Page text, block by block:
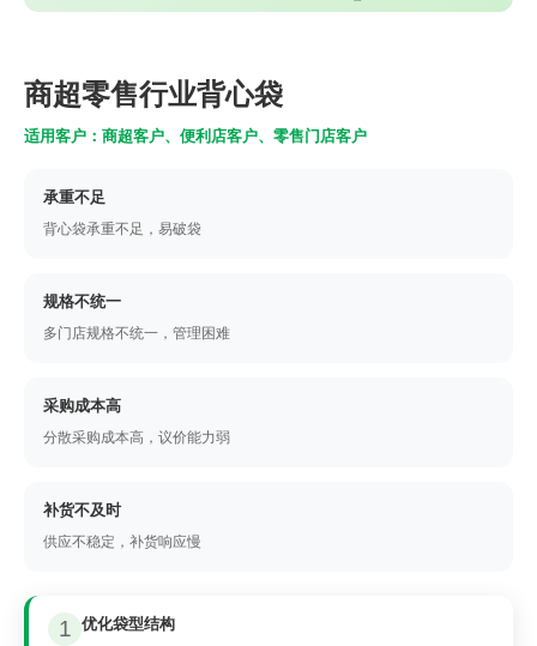
商超零售行业背心袋
适用客户：商超客户、便利店客户、零售门店客户
承重不足
背心袋承重不足，易破袋
规格不统一
多门店规格不统一，管理困难
采购成本高
分散采购成本高，议价能力弱
补货不及时
供应不稳定，补货响应慢
1 优化袋型结构